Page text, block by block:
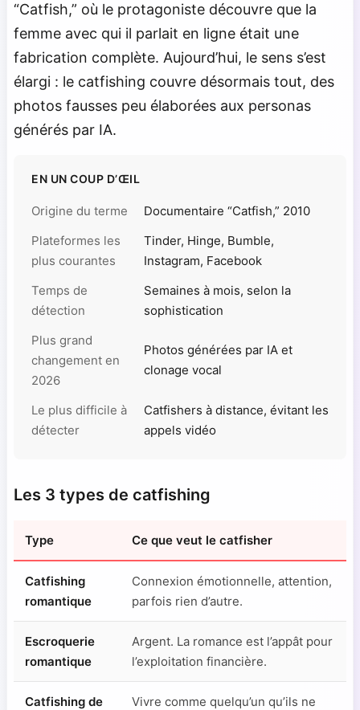
“Catfish,” où le protagoniste découvre que la
femme avec qui il parlait en ligne était une
fabrication complète. Aujourd’hui, le sens s’est
élargi : le catfishing couvre désormais tout, des
photos fausses peu élaborées aux personas
générés par IA.
EN UN COUP D’ŒIL
Origine du terme
Documentaire “Catfish,” 2010
Plateformes les
plus courantes
Tinder, Hinge, Bumble,
Instagram, Facebook
Temps de
détection
Semaines à mois, selon la
sophistication
Plus grand
changement en
2026
Photos générées par IA et
clonage vocal
Le plus difficile à
détecter
Catfishers à distance, évitant les
appels vidéo
Les 3 types de catfishing
Type Ce que veut le catfisher
Catfishing
romantique
Connexion émotionnelle, attention,
parfois rien d’autre.
Escroquerie
romantique
Argent. La romance est l’appât pour
l’exploitation financière.
Catfishing de
Vivre comme quelqu’un qu’ils ne